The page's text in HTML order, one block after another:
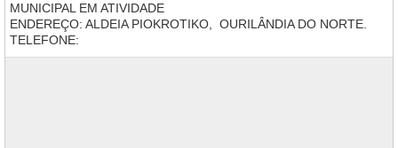
MUNICIPAL EM ATIVIDADE
ENDEREÇO: ALDEIA PIOKROTIKO, OURILÂNDIA DO NORTE.
TELEFONE: